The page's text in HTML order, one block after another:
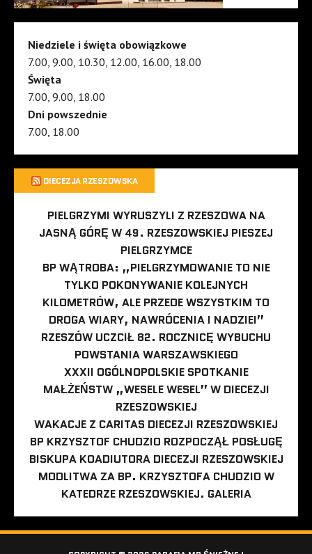
Niedziele i święta obowiązkowe
7.00, 9.00, 10.30, 12.00, 16.00, 18.00
Święta
7.00, 9.00, 18.00
Dni powszednie
7.00, 18.00
DIECEZJA RZESZOWSKA
PIELGRZYMI WYRUSZYLI Z RZESZOWA NA
JASNĄ GÓRĘ W 49. RZESZOWSKIEJ PIESZEJ
PIELGRZYMCE
BP WĄTROBA: „PIELGRZYMOWANIE TO NIE
TYLKO POKONYWANIE KOLEJNYCH
KILOMETRÓW, ALE PRZEDE WSZYSTKIM TO
DROGA WIARY, NAWRÓCENIA I NADZIEI”
RZESZÓW UCZCIŁ 82. ROCZNICĘ WYBUCHU
POWSTANIA WARSZAWSKIEGO
XXXII OGÓLNOPOLSKIE SPOTKANIE
MAŁŻEŃSTW „WESELE WESEL” W DIECEZJI
RZESZOWSKIEJ
WAKACJE Z CARITAS DIECEZJI RZESZOWSKIEJ
BP KRZYSZTOF CHUDZIO ROZPOCZĄŁ POSŁUGĘ
BISKUPA KOADIUTORA DIECEZJI RZESZOWSKIEJ
MODLITWA ZA BP. KRZYSZTOFA CHUDZIO W
KATEDRZE RZESZOWSKIEJ. GALERIA